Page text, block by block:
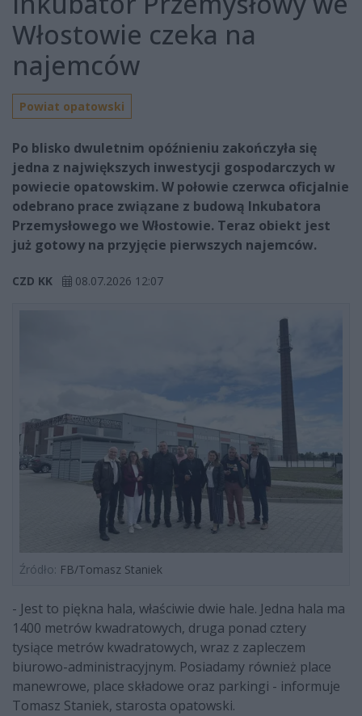
Włostowie czeka na
najemców
Powiat opatowski
Po blisko dwuletnim opóźnieniu zakończyła się
jedna z największych inwestycji gospodarczych w
powiecie opatowskim. W połowie czerwca oficjalnie
odebrano prace związane z budową Inkubatora
Przemysłowego we Włostowie. Teraz obiekt jest
już gotowy na przyjęcie pierwszych najemców.
CZD KK 08.07.2026 12:07
Źródło: FB/Tomasz Staniek
- Jest to piękna hala, właściwie dwie hale. Jedna hala ma
1400 metrów kwadratowych, druga ponad cztery
tysiące metrów kwadratowych, wraz z zapleczem
biurowo-administracyjnym. Posiadamy również place
manewrowe, place składowe oraz parkingi - informuje
Tomasz Staniek, starosta opatowski.